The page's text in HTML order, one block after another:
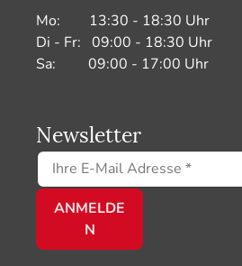
Mo: 13:30 - 18:30 Uhr
Di - Fr: 09:00 - 18:30 Uhr
Sa: 09:00 - 17:00 Uhr
Newsletter